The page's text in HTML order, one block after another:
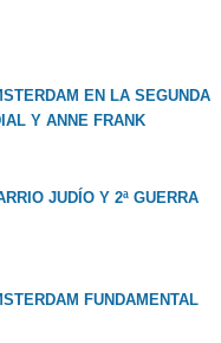
EN LA SEGUNDA
Y ANNE FRANK
JUDÍO Y 2ª GUERRA
FUNDAMENTAL